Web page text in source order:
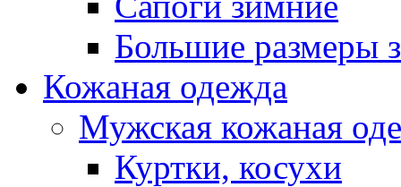
Большие размеры
Кожаная одежда
Мужская кожаная
Куртки, косухи